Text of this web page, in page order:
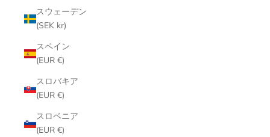
スウェーデン
(SEK kr)
スペイン
(EUR €)
スロバキア
(EUR €)
スロベニア
(EUR €)